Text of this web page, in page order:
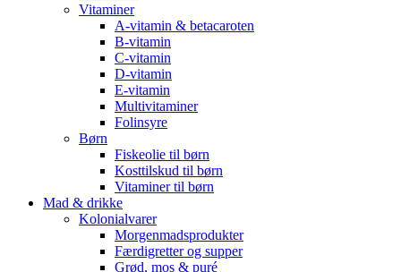
Vitaminer
A-vitamin & betacaroten
B-vitamin
C-vitamin
D-vitamin
E-vitamin
Multivitaminer
Folinsyre
Børn
Fiskeolie til børn
Kosttilskud til børn
Vitaminer til børn
Mad & drikke
Kolonialvarer
Morgenmadsprodukter
Færdigretter og supper
Grød, mos & puré